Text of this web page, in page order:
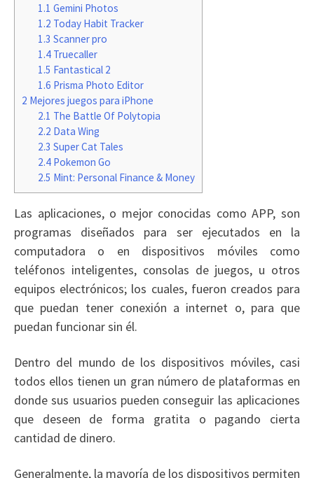
1.1 Gemini Photos
1.2 Today Habit Tracker
1.3 Scanner pro
1.4Truecaller
1.5 Fantastical 2
1.6 Prisma Photo Editor
2 Mejores juegos para iPhone
2.1 The Battle Of Polytopia
2.2 Data Wing
2.3 Super Cat Tales
2.4Pokemon Go
2.5 Mint: Personal Finance & Money
Las aplicaciones, o mejor conocidas como APP, son
programas diseñados para ser ejecutados en la
computadora o en dispositivos móviles como
teléfonos inteligentes, consolas de juegos, u otros
equipos electrónicos; los cuales, fueron creados para
que puedan tener conexión a internet o, para que
puedan funcionar sin él.
Dentro del mundo de los dispositivos móviles, casi
todos ellos tienen un gran número de plataformas en
donde sus usuarios pueden conseguir las aplicaciones
que deseen de forma gratita o pagando cierta
cantidad de dinero.
Generalmente, la mayoría de los dispositivos permiten